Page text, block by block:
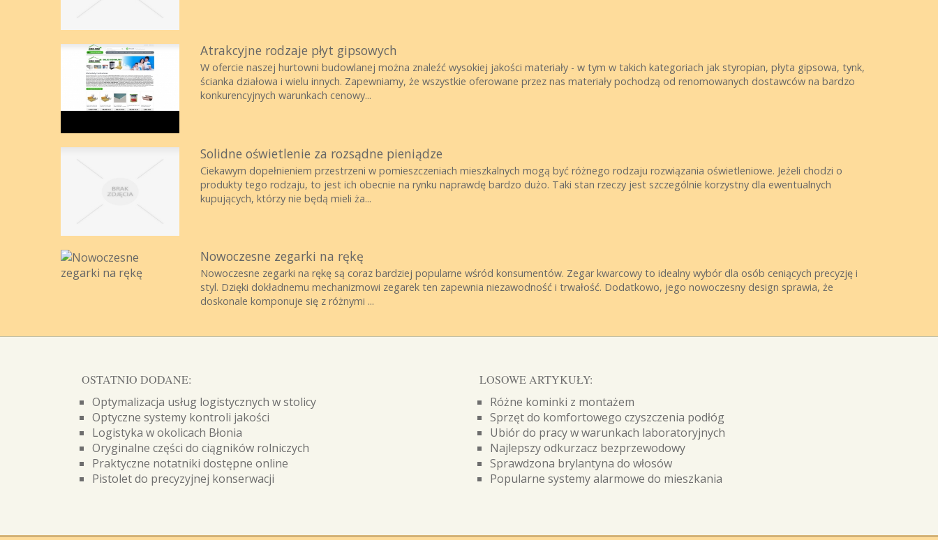
Atrakcyjne rodzaje płyt gipsowych
W ofercie naszej hurtowni budowlanej można znaleźć wysokiej jakości materiały - w tym w takich kategoriach jak styropian, płyta gipsowa, tynk,
ścianka działowa i wielu innych. Zapewniamy, że wszystkie oferowane przez nas materiały pochodzą od renomowanych dostawców na bardzo
konkurencyjnych warunkach cenowy...
Solidne oświetlenie za rozsądne pieniądze
Ciekawym dopełnieniem przestrzeni w pomieszczeniach mieszkalnych mogą być różnego rodzaju rozwiązania oświetleniowe. Jeżeli chodzi o
produkty tego rodzaju, to jest ich obecnie na rynku naprawdę bardzo dużo. Taki stan rzeczy jest szczególnie korzystny dla ewentualnych
kupujących, którzy nie będą mieli ża...
Nowoczesne zegarki na rękę
Nowoczesne zegarki na rękę są coraz bardziej popularne wśród konsumentów. Zegar kwarcowy to idealny wybór dla osób ceniących precyzję i
styl. Dzięki dokładnemu mechanizmowi zegarek ten zapewnia niezawodność i trwałość. Dodatkowo, jego nowoczesny design sprawia, że
doskonale komponuje się z różnymi ...
OSTATNIO DODANE:
Optymalizacja usług logistycznych w stolicy
Optyczne systemy kontroli jakości
Logistyka w okolicach Błonia
Oryginalne części do ciągników rolniczych
Praktyczne notatniki dostępne online
Pistolet do precyzyjnej konserwacji
LOSOWE ARTYKUŁY:
Różne kominki z montażem
Sprzęt do komfortowego czyszczenia podłóg
Ubiór do pracy w warunkach laboratoryjnych
Najlepszy odkurzacz bezprzewodowy
Sprawdzona brylantyna do włosów
Popularne systemy alarmowe do mieszkania